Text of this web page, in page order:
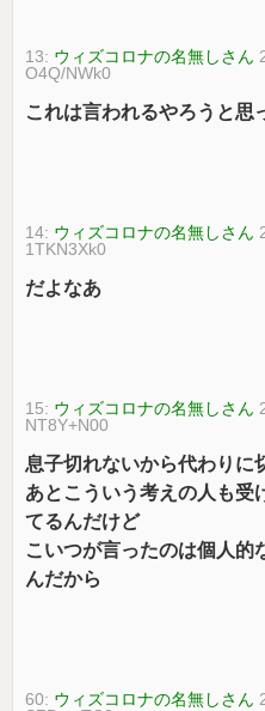
13: ウィズコロナの名無しさん
O4Q/NWk0
これは言われるやろうと思
14: ウィズコロナの名無しさん
1TKN3Xk0
だよなあ
15: ウィズコロナの名無しさん
NT8Y+N00
息子切れないから代わりに
あとこういう考えの人も受
てるんだけど
こいつが言ったのは個人的
んだから
60: ウィズコロナの名無しさん